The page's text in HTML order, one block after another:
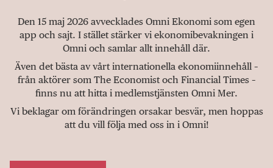
Den 15 maj 2026 avvecklades Omni Ekonomi som egen
app och sajt. I stället stärker vi ekonomibevakningen i
Omni och samlar allt innehåll där.
Även det bästa av vårt internationella ekonomiinnehåll –
från aktörer som The Economist och Financial Times –
finns nu att hitta i medlemstjänsten Omni Mer.
Vi beklagar om förändringen orsakar besvär, men hoppas
att du vill följa med oss in i Omni!